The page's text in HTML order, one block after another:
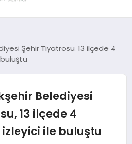
Şehir Tiyatrosu, 13 ilçede 4
Belediyesi
13 ilçede 4
ile buluştu